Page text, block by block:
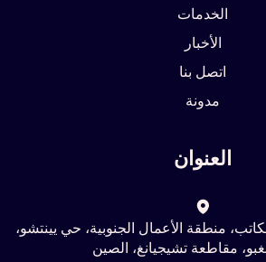
الخدمات
الأخبار
اتصل بنا
مدونة
العنوان
منطقة الأعمال الجنوبية، حي يينتشو،
مقاطعة تشيجيانغ، الصين